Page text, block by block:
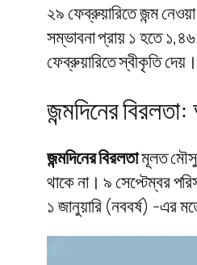
২৯ ফেব্রুয়ারিতে জন্ম
সম্ভাবনা প্রায় ১ হতে
ফেব্রুয়ারিতে স্বীকৃতি দেয়।
জন্মদিনের
জন্মদিনের বিরলতামূলত
থাকে না। ৯ সেপ্টেম্বর
১ জানুয়ারি (নববর্ষ) -এর